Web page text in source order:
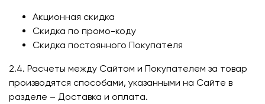
Акционная скидка
Скидка по промо-коду
Скидка постоянного Покупателя
2.4. Расчеты между Сайтом и Покупателем за товар
производятся способами, указанными на Сайте в
разделе – Доставка и оплата.